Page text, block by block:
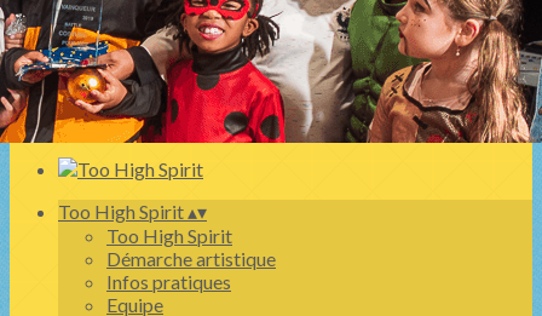
Blogs & Infos
Ajoutez un logo, un bouton, des réseaux sociaux
Cliquez pour éditer
Too High Spirit▴▾
Too High Spirit
Démarche artistique
Infos pratiques
Equipe